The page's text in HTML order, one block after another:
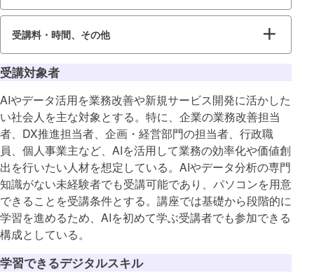
受講料・時間、その他
受講対象者
AIやデータ活用を業務改善や新規サービス開発に活かした
い社会人を主な対象とする。特に、企業の業務改善担当
者、DX推進担当者、企画・経営部門の担当者、行政職
員、個人事業主など、AIを活用して業務の効率化や価値創
出を行いたい人材を想定している。AIやデータ分析の専門
知識がない未経験者でも受講可能であり、パソコンを用意
できることを受講条件とする。講座では基礎から段階的に
学習を進めるため、AIを初めて学ぶ受講者でも参加できる
構成としている。
学習できるデジタルスキル